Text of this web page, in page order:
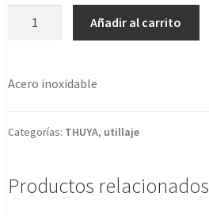
Añadir al carrito
Acero inoxidable
Categorías: THUYA, utillaje
Productos relacionados